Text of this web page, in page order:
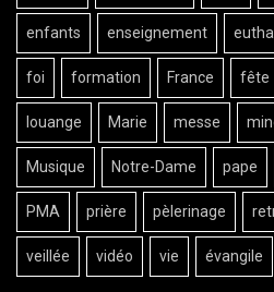
enfants enseignement
foi formation France fête
louange Marie messe
Musique Notre-Dame pape
PMA prière pèlerinage
veillée vidéo vie évangile